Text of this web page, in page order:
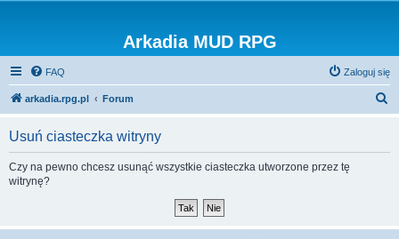
Arkadia MUD RPG
FAQ Zaloguj się
arkadia.rpg.pl Forum
Usuń ciasteczka witryny
Czy na pewno chcesz usunąć wszystkie ciasteczka utworzone przez tę
witrynę?